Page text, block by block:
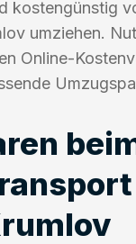
kostengünstig
umziehen.
Online-